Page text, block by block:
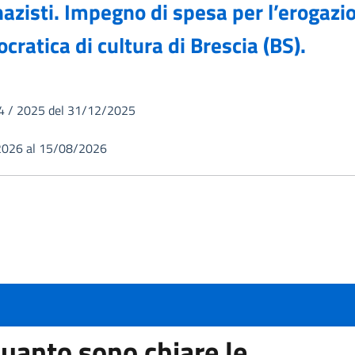
Impegno di spesa per
di cultura di Brescia (BS).
/ 2025 del 31/12/2025
al 15/08/2026